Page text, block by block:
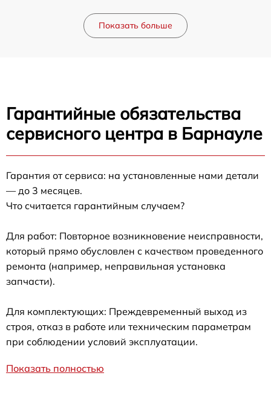
Показать больше
Гарантийные обязательства
сервисного центра в Барнауле
Гарантия от сервиса: на установленные нами детали
— до 3 месяцев.
Что считается гарантийным случаем?
Для работ: Повторное возникновение неисправности,
который прямо обусловлен с качеством проведенного
ремонта (например, неправильная установка
запчасти).
Для комплектующих: Преждевременный выход из
строя, отказ в работе или техническим параметрам
при соблюдении условий эксплуатации.
Показать полностью